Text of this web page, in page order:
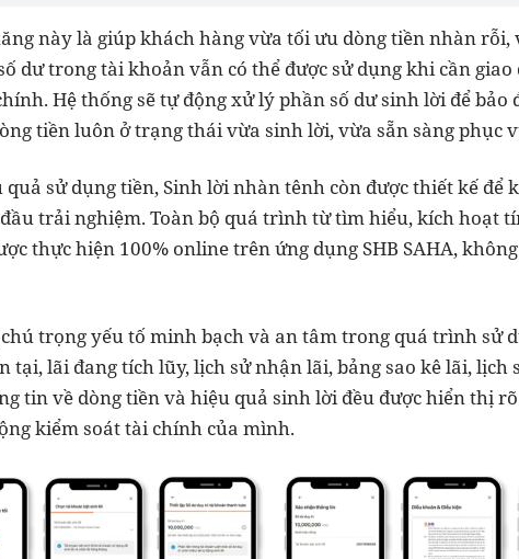
này là giúp khách hàng vừa tối ưu dòng tiền nhàn
dư trong tài khoản vẫn có thể được sử dụng khi cần
Hệ thống sẽ tự động xử lý phần số dư sinh lời để bảo
tiền luôn ở trạng thái vừa sinh lời, vừa sẵn sàng phục
sử dụng tiền, Sinh lời nhàn tênh còn được thiết kế để
trải nghiệm. Toàn bộ quá trình từ tìm hiểu, kích hoạt
thực hiện 100% online trên ứng dụng SHB SAHA,
chú trọng yếu tố minh bạch và an tâm trong quá trình sử
tại, lãi đang tích lũy, lịch sử nhận lãi, bảng sao kê lãi,
tin về dòng tiền và hiệu quả sinh lời đều được hiển thị
kiểm soát tài chính của mình.